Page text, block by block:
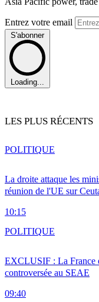
Entrez votre email
S'abonner
Loading...
LES PLUS RÉCENTS
La droite attaque les
réunion de l'UE sur
10:15
POLITIQUE
EXCLUSIF : La France
controversée au SEAE
09:40
POLITIQUE